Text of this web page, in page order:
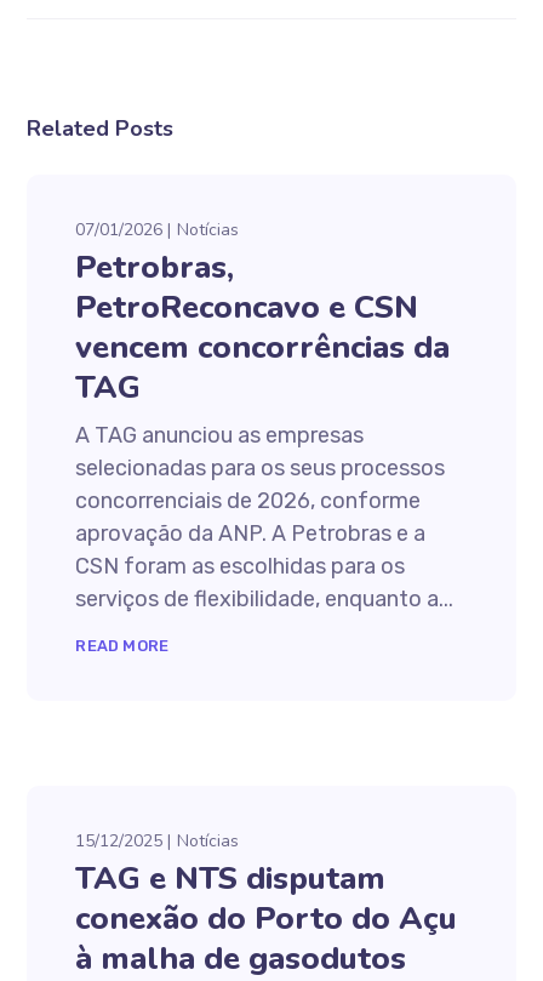
Related Posts
07/01/2026 Notícias
Petrobras,
PetroReconcavo e CSN
vencem concorrências da
TAG
A TAG anunciou as empresas
selecionadas para os seus processos
concorrenciais de 2026, conforme
aprovação da ANP. A Petrobras e a
CSN foram as escolhidas para os
serviços de flexibilidade, enquanto a...
READ MORE
15/12/2025 Notícias
TAG e NTS disputam
conexão do Porto do Açu
à malha de gasodutos